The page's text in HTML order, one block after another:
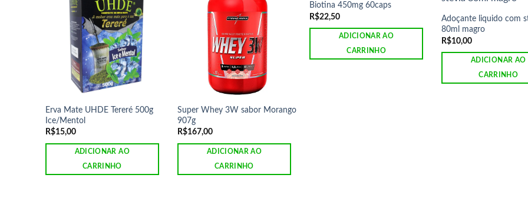
Erva Mate UHDE Tereré 500g
Ice/Mentol
R$15,00
ADICIONAR AO
CARRINHO
Super Whey 3W sabor Morango
907g
R$167,00
ADICIONAR AO
CARRINHO
Biotina 450mg 60caps
R$22,50
ADICIONAR AO
CARRINHO
Adoçante liquido com
80ml magro
R$10,00
ADICIONAR AO
CARRINHO